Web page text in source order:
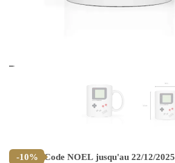
-10% Code NOEL jusqu'au 22/12/2025